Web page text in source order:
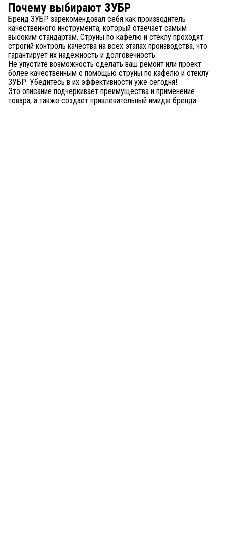
Почему выбирают ЗУБР
Бренд ЗУБР зарекомендовал себя как производитель
качественного инструмента, который отвечает самым
высоким стандартам. Струны по кафелю и стеклу проходят
строгий контроль качества на всех этапах производства, что
гарантирует их надежность и долговечность.
Не упустите возможность сделать ваш ремонт или проект
более качественным с помощью струны по кафелю и стеклу
ЗУБР. Убедитесь в их эффективности уже сегодня!
Это описание подчеркивает преимущества и применение
товара, а также создает привлекательный имидж бренда.